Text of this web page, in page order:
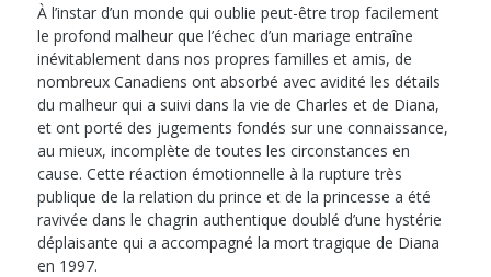
À l’instar d’un monde qui oublie peut-être trop facilement
le profond malheur que l’échec d’un mariage entraîne
inévitablement dans nos propres familles et amis, de
nombreux Canadiens ont absorbé avec avidité les détails
du malheur qui a suivi dans la vie de Charles et de Diana,
et ont porté des jugements fondés sur une connaissance,
au mieux, incomplète de toutes les circonstances en
cause. Cette réaction émotionnelle à la rupture très
publique de la relation du prince et de la princesse a été
ravivée dans le chagrin authentique doublé d’une hystérie
déplaisante qui a accompagné la mort tragique de Diana
en 1997.